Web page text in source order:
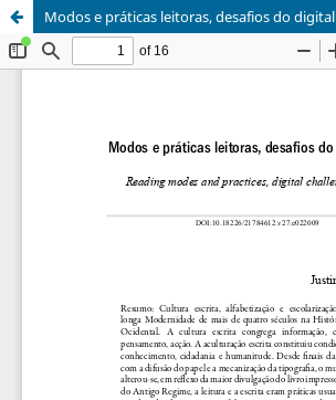
Modos e práticas leitoras, desafios do digital